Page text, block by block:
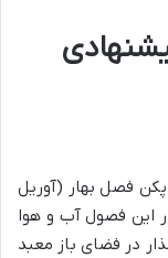
فصل بهار (آوریل
این فصول آب و هوا
در فضای باز معبد